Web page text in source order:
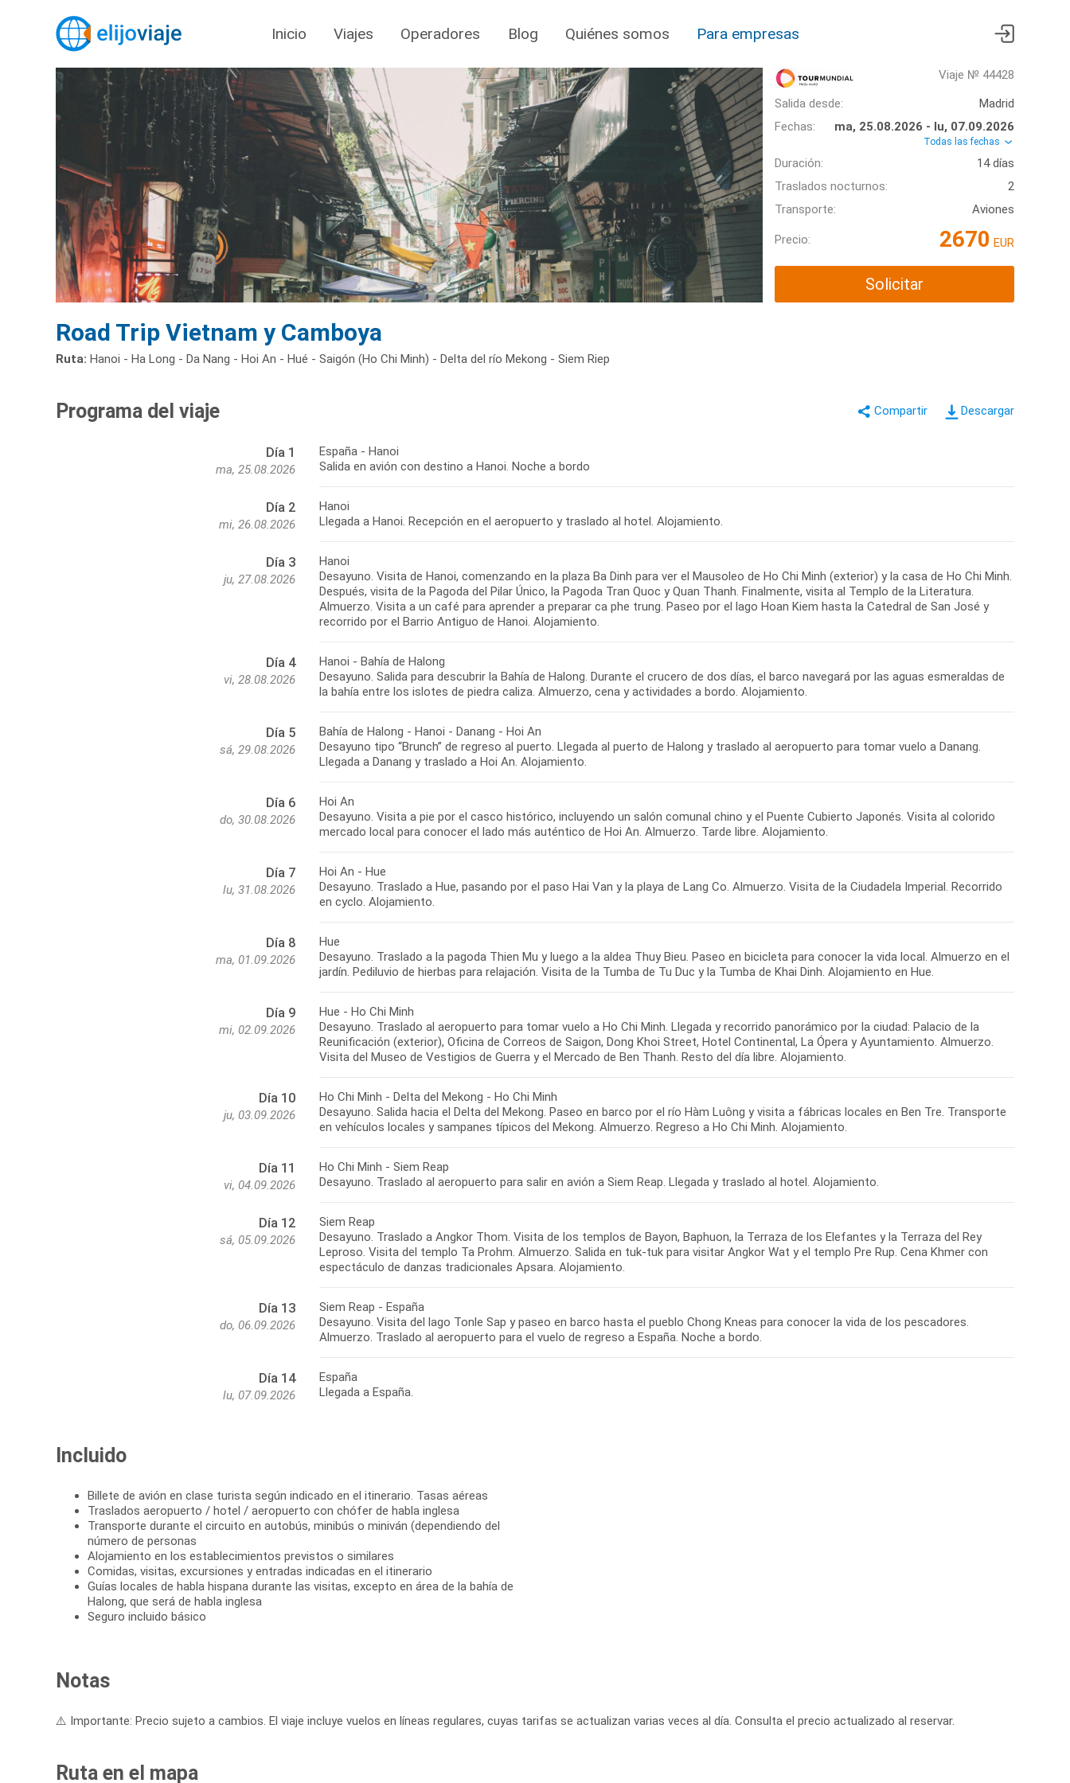
Inicio Viajes Operadores Blog Quiénes somos Para empresas
Viaje № 44428
Salida desde:
Madrid
Fechas:
ma, 25.08.2026 - lu, 07.09.2026
Todas las fechas
Duración:
14 días
Traslados nocturnos:
2
Transporte:
Aviones
Precio: 2670 EUR
Solicitar
Road Trip Vietnam y Camboya
Ruta: Hanoi - Ha Long - Da Nang - Hoi An - Hué - Saigón (Ho Chi Minh) - Delta del río Mekong - Siem Riep
Descargar
Programa del viaje
Día 1
ma, 25.08.2026
España - Hanoi
Salida en avión con destino a Hanoi. Noche a bordo
Día 2
mi, 26.08.2026
Hanoi
Llegada a Hanoi. Recepción en el aeropuerto y traslado al hotel. Alojamiento.
Día 3
ju, 27.08.2026
Hanoi
Desayuno. Visita de Hanoi, comenzando en la plaza Ba Dinh para ver el Mausoleo de Ho Chi Minh (exterior) y la casa de Ho Chi Minh.
Después, visita de la Pagoda del Pilar Único, la Pagoda Tran Quoc y Quan Thanh. Finalmente, visita al Templo de la Literatura.
Almuerzo. Visita a un café para aprender a preparar ca phe trung. Paseo por el lago Hoan Kiem hasta la Catedral de San José y
recorrido por el Barrio Antiguo de Hanoi. Alojamiento.
Día 4
vi, 28.08.2026
Hanoi - Bahía de Halong
Desayuno. Salida para descubrir la Bahía de Halong. Durante el crucero de dos días, el barco navegará por las aguas esmeraldas de
la bahía entre los islotes de piedra caliza. Almuerzo, cena y actividades a bordo. Alojamiento.
Día 5
sá, 29.08.2026
Bahía de Halong - Hanoi - Danang - Hoi An
Desayuno tipo “Brunch” de regreso al puerto. Llegada al puerto de Halong y traslado al aeropuerto para tomar vuelo a Danang.
Llegada a Danang y traslado a Hoi An. Alojamiento.
Día 6
do, 30.08.2026
Hoi An
Desayuno. Visita a pie por el casco histórico, incluyendo un salón comunal chino y el Puente Cubierto Japonés. Visita al colorido
mercado local para conocer el lado más auténtico de Hoi An. Almuerzo. Tarde libre. Alojamiento.
Día 7
lu, 31.08.2026
Hoi An - Hue
Desayuno. Traslado a Hue, pasando por el paso Hai Van y la playa de Lang Co. Almuerzo. Visita de la Ciudadela Imperial. Recorrido
en cyclo. Alojamiento.
Día 8
ma, 01.09.2026
Hue
Desayuno. Traslado a la pagoda Thien Mu y luego a la aldea Thuy Bieu. Paseo en bicicleta para conocer la vida local. Almuerzo en el
jardín. Pediluvio de hierbas para relajación. Visita de la Tumba de Tu Duc y la Tumba de Khai Dinh. Alojamiento en Hue.
Día 9
mi, 02.09.2026
Hue - Ho Chi Minh
Desayuno. Traslado al aeropuerto para tomar vuelo a Ho Chi Minh. Llegada y recorrido panorámico por la ciudad: Palacio de la
Reunificación (exterior), Oficina de Correos de Saigon, Dong Khoi Street, Hotel Continental, La Ópera y Ayuntamiento. Almuerzo.
Visita del Museo de Vestigios de Guerra y el Mercado de Ben Thanh. Resto del día libre. Alojamiento.
Día 10
ju, 03.09.2026
Ho Chi Minh - Delta del Mekong - Ho Chi Minh
Desayuno. Salida hacia el Delta del Mekong. Paseo en barco por el río Hàm Luông y visita a fábricas locales en Ben Tre. Transporte
en vehículos locales y sampanes típicos del Mekong. Almuerzo. Regreso a Ho Chi Minh. Alojamiento.
Día 11
vi, 04.09.2026
Ho Chi Minh - Siem Reap
Desayuno. Traslado al aeropuerto para salir en avión a Siem Reap. Llegada y traslado al hotel. Alojamiento.
Día 12
sá, 05.09.2026
Siem Reap
Desayuno. Traslado a Angkor Thom. Visita de los templos de Bayon, Baphuon, la Terraza de los Elefantes y la Terraza del Rey
Leproso. Visita del templo Ta Prohm. Almuerzo. Salida en tuk-tuk para visitar Angkor Wat y el templo Pre Rup. Cena Khmer con
espectáculo de danzas tradicionales Apsara. Alojamiento.
Día 13
do, 06.09.2026
Siem Reap - España
Desayuno. Visita del lago Tonle Sap y paseo en barco hasta el pueblo Chong Kneas para conocer la vida de los pescadores.
Almuerzo. Traslado al aeropuerto para el vuelo de regreso a España. Noche a bordo.
Día 14
lu, 07.09.2026
España
Llegada a España.
Incluido
Billete de avión en clase turista según indicado en el itinerario. Tasas aéreas
Traslados aeropuerto / hotel / aeropuerto con chófer de habla inglesa
Transporte durante el circuito en autobús, minibús o miniván (dependiendo del
número de personas
Alojamiento en los establecimientos previstos o similares
Comidas, visitas, excursiones y entradas indicadas en el itinerario
Guías locales de habla hispana durante las visitas, excepto en área de la bahía de
Halong, que será de habla inglesa
Seguro incluido básico
Notas
⚠️ Importante: Precio sujeto a cambios. El viaje incluye vuelos en líneas regulares, cuyas tarifas se actualizan varias veces al día. Consulta el precio actualizado al reservar.
Ruta en el mapa